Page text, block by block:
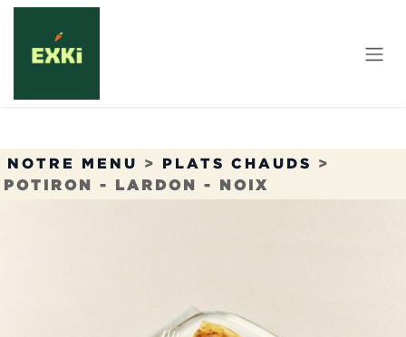
Se rendre au contenu
NOTRE MENU > PLATS CHAUDS >
POTIRON - LARDON - NOIX